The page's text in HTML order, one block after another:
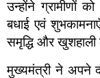
उन्होंने ग्रामीणों
बधाई एवं
समृद्धि और खुशहाली
मुख्यमंत्री ने अपने